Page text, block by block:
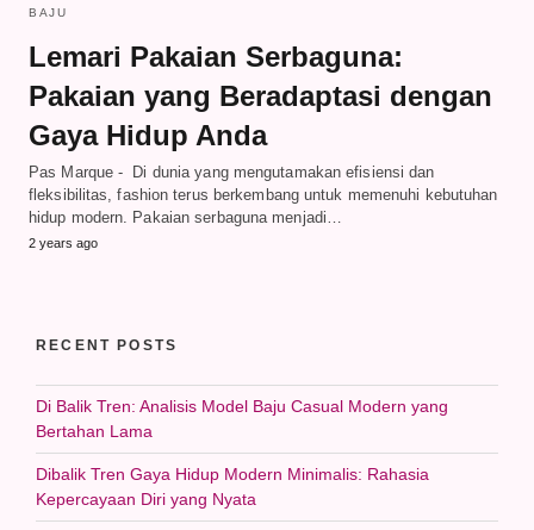
BAJU
Lemari Pakaian Serbaguna:
Pakaian yang Beradaptasi dengan
Gaya Hidup Anda
Pas Marque - Di dunia yang mengutamakan efisiensi dan
fleksibilitas, fashion terus berkembang untuk memenuhi kebutuhan
hidup modern. Pakaian serbaguna menjadi…
2 years ago
RECENT POSTS
Di Balik Tren: Analisis Model Baju Casual Modern yang
Bertahan Lama
Dibalik Tren Gaya Hidup Modern Minimalis: Rahasia
Kepercayaan Diri yang Nyata